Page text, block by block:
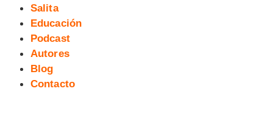
Salita
Educación
Podcast
Autores
Blog
Contacto